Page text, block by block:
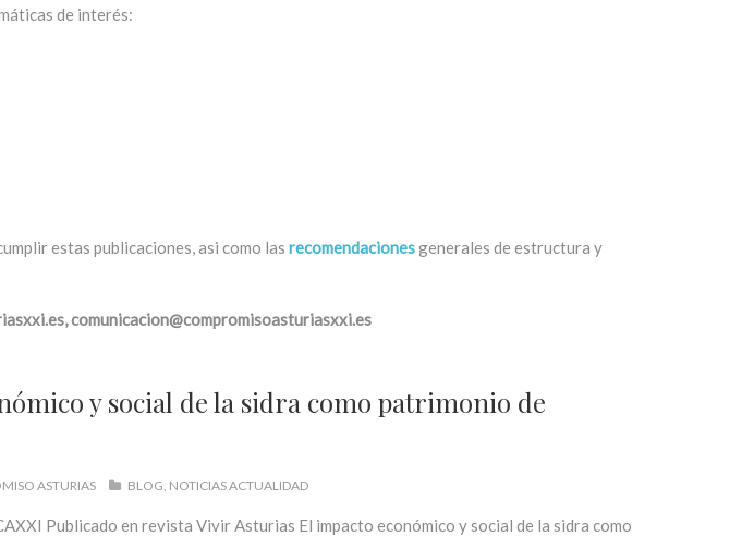
de interés:
estas publicaciones, asi como las recomendacionesgenerales de estructura y
comunicacion@compromisoasturiasxxi.es
y social de la sidra como patrimonio de
ASTURIAS BLOG NOTICIAS ACTUALIDAD
Publicado en revista Vivir Asturias El impacto económico y social de la sidra como